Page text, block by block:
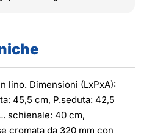
lino. Dimensioni (LxPxA):
45,5 cm, P.seduta: 42,5
schienale: 40 cm,
cromata da 320 mm con